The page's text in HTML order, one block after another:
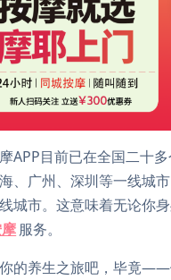
APP目前已在全国二十
、广州、深圳等一线城市
城市。这意味着无论你
服务。
的养生之旅吧，毕竟